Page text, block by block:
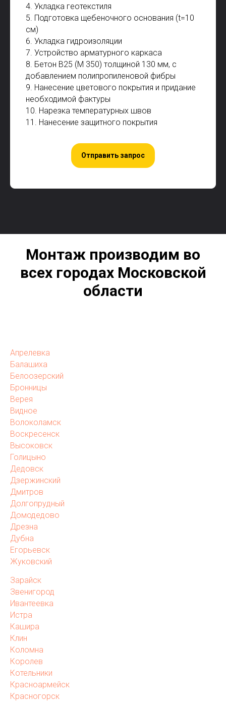
4. Укладка геотекстиля
5. Подготовка щебеночного основания (t=10
см)
6. Укладка гидроизоляции
7. Устройство арматурного каркаса
8. Бетон В25 (М 350) толщиной 130 мм, с
добавлением полипропиленовой фибры
9. Нанесение цветового покрытия и придание
необходимой фактуры
10. Нарезка температурных швов
11. Нанесение защитного покрытия
Отправить запрос
Монтаж производим во
всех городах Московской
области
Апрелевка
Балашиха
Белоозерский
Бронницы
Верея
Видное
Волоколамск
Воскресенск
Высоковск
Голицыно
Дедовск
Дзержинский
Дмитров
Долгопрудный
Домодедово
Дрезна
Дубна
Егорьевск
Жуковский
Зарайск
Звенигород
Ивантеевка
Истра
Кашира
Клин
Коломна
Королев
Котельники
Красноармейск
Красногорск